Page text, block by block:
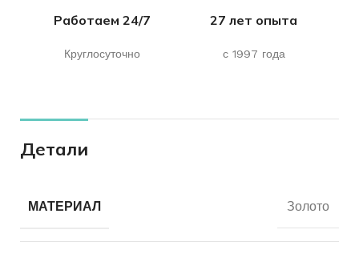
Работаем 24/7
Круглосуточно
27 лет опыта
с 1997 года
Детали
МАТЕРИАЛ Золото